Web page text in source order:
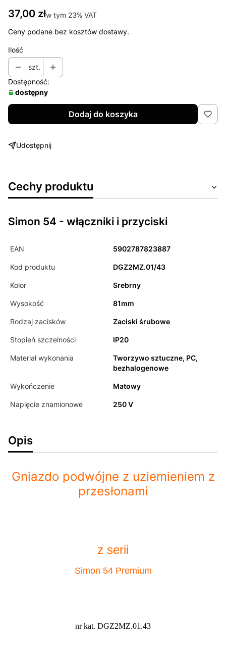
Cena
37,00 złw tym 23% VAT
w tym 23% VAT
Ceny podane bez kosztów dostawy.
Ilość
szt.
Dostępność:
dostępny
Dodaj do koszyka
Udostępnij
Cechy produktu
Simon 54 - włączniki i przyciski
EAN 5902787823887
Kod produktu DGZ2MZ.01/43
Kolor Srebrny
Wysokość 81mm
Rodzaj zacisków Zaciski śrubowe
Stopień szczelności IP20
Materiał wykonania
Tworzywo sztuczne, PC,
bezhalogenowe
Wykończenie Matowy
Napięcie znamionowe 250 V
Opis
Gniazdo podwójne z uziemieniem z
przesłonami
z serii
Simon 54 Premium
nr kat. DGZ2MZ.01.43